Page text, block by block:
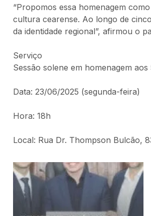
“Propomos essa homenagem
cultura cearense. Ao longo de
da identidade regional”, afirmou o
Serviço
Sessão solene em homenagem
Data: 23/06/2025 (segunda-feira)
Hora: 18h
Local: Rua Dr. Thompson Bulcão,